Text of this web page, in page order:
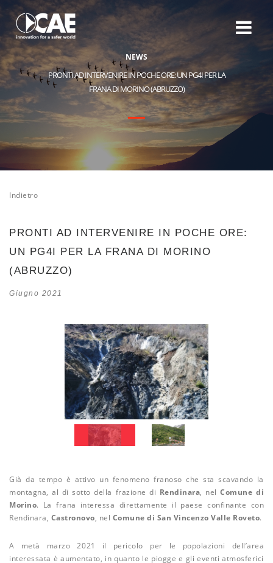
NEWS
PRONTI AD INTERVENIRE IN POCHE ORE: UN PG4I PER LA
FRANA DI MORINO (ABRUZZO)
Indietro
PRONTI AD INTERVENIRE IN POCHE ORE:
UN PG4I PER LA FRANA DI MORINO
(ABRUZZO)
Giugno 2021
Già da tempo è attivo un fenomeno franoso che sta scavando la
montagna, al di sotto della frazione di Rendinara, nelComune di
Morino. La frana interessa direttamente il paese confinante con
Rendinara, Castronovo, nel Comune di San Vincenzo Valle Roveto.
A metà marzo 2021 il pericolo per le popolazioni dell’area
interessata è aumentato, in quanto le piogge e gli eventi atmosferici